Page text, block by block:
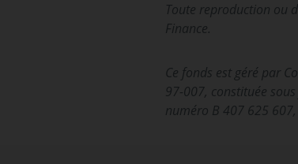
Toute reproduction ou
Finance.
Ce fonds est géré par
97-007, constituée
numéro B 407 625